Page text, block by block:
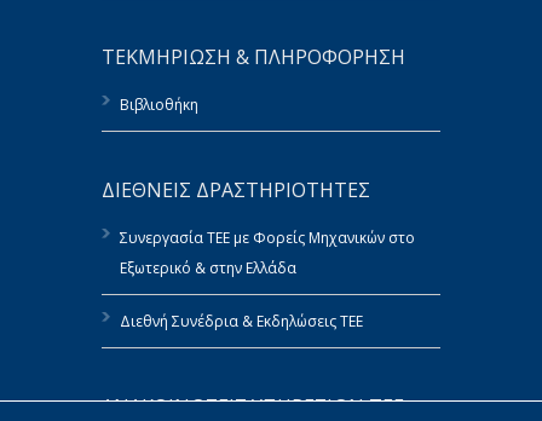
ΤΕΚΜΗΡΙΩΣΗ & ΠΛΗΡΟΦΟΡΗΣΗ
Βιβλιοθήκη
ΔΙΕΘΝΕΙΣ ΔΡΑΣΤΗΡΙΟΤΗΤΕΣ
Συνεργασία ΤΕΕ με Φορείς Μηχανικών στο
Εξωτερικό & στην Ελλάδα
Διεθνή Συνέδρια & Εκδηλώσεις ΤΕΕ
ΑΝΑΚΟΙΝΩΣΕΙΣ ΥΠΗΡΕΣΙΩΝ ΤΕΕ